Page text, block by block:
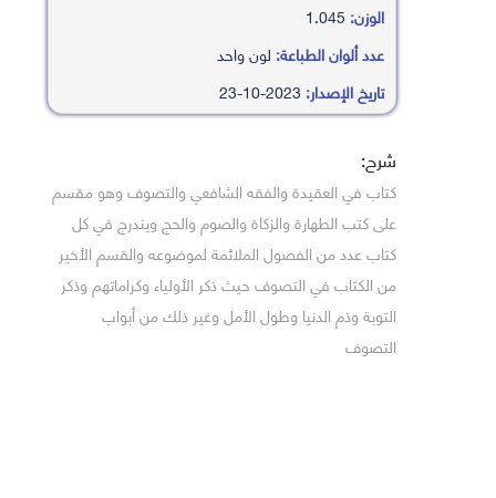
الوزن:
عدد ألوان الطباعة: لون واحد
تاريخ الإصدار:
شرح:
كتاب في العقيدة والفقه الشافعي والتصوف وهو مقسم
على كتب الطهارة والزكاة والصوم والحج ويندرج في كل
كتاب عدد من الفصول الملائمة لموضوعه والقسم الأخير
من الكتاب في التصوف حيث ذكر الأولياء وكراماتهم وذكر
التوبة وذم الدنيا وطول الأمل وغير ذلك من أبواب
التصوف